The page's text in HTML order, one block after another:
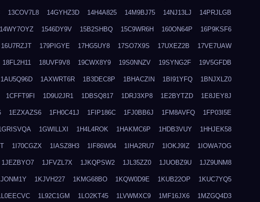
13COV7L8 14GYHZ3D 14H4A825 14M9BJ75 14NJ13LJ 14PRJLGB
14WY7OYZ 1546DY9V 15B2SHBQ 15C9WR6H 160ON64P 16P9KSF6
16U7RZJT 179PIGYE 17HG5UY8 17SO7X9S 17UXEZ2B 17VE7UAW
18FL2H11 18UVF9V8 19CWX8Y9 19S0NNZV 19SYNG2F 19V5GFDB
1AU5Q96D 1AXWRT6R 1B3DEC8P 1BHACZIN 1BI91YFQ 1BNJXLZ0
1CFFT9FI 1D9U2JR1 1DBSQ817 1DRJ3XP8 1E2BYTZD 1E8JEY8J
1EZXAZS6 1FH0C41J 1FIP186C 1FJ0BB6J 1FM8AVFQ 1FP03I5E
1GWILLXI 1H4L4ROK 1HAKMC6P 1HDB3VUY 1HHJEK58
1I70CGZX 1IASZ8H3 1IF86W04 1IHA2RU7 1IOKJ9IZ 1IOWA7OG
1JEZBYO7 1JFVZL7X 1JKQPSW2 1JL35ZZ0 1JUOBZ9U 1JZ9UNM8
1KJVH227 1KMG68BO 1KQW0D9E 1KUB22OP 1KUC7YQ5
1L92C1GM 1LO2KT45 1LVWMXC9 1MF16JX6 1MZGQ4D3